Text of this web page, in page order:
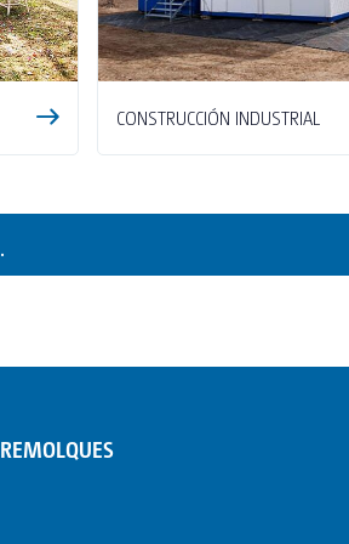
CONSTRUCCIÓN INDUSTRIAL
REMOLQUES